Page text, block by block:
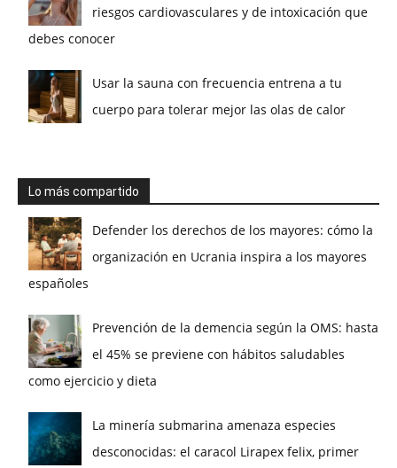
riesgos cardiovasculares y de intoxicación que
debes conocer
Usar la sauna con frecuencia entrena a tu
cuerpo para tolerar mejor las olas de calor
Lo más compartido
Defender los derechos de los mayores: cómo la
organización en Ucrania inspira a los mayores
españoles
Prevención de la demencia según la OMS: hasta
el 45% se previene con hábitos saludables
como ejercicio y dieta
La minería submarina amenaza especies
desconocidas: el caracol Lirapex felix, primer